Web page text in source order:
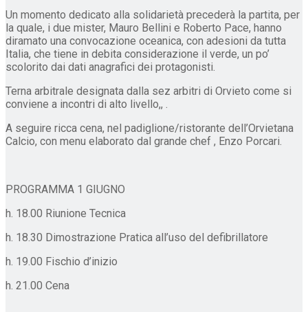
Un momento dedicato alla solidarietà precederà la partita, per
la quale, i due mister, Mauro Bellini e Roberto Pace, hanno
diramato una convocazione oceanica, con adesioni da tutta
Italia, che tiene in debita considerazione il verde, un po’
scolorito dai dati anagrafici dei protagonisti.
Terna arbitrale designata dalla sez arbitri di Orvieto come si
conviene a incontri di alto livello,, .
A seguire ricca cena, nel padiglione/ristorante dell’Orvietana
Calcio, con menu elaborato dal grande chef , Enzo Porcari.
PROGRAMMA 1 GIUGNO
h. 18.00 Riunione Tecnica
h. 18.30 Dimostrazione Pratica all’uso del defibrillatore
h. 19.00 Fischio d’inizio
h. 21.00 Cena